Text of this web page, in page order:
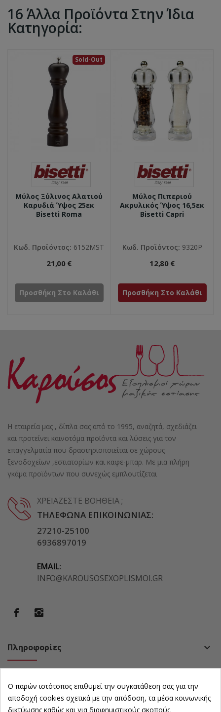
16 Άλλα Προϊόντα Στην Ίδια
Κατηγορία:
Sold-Out
Μύλος Ξύλινος Αλατιού
Καρυδιά Ύψος 25εκ
Bisetti Roma
Κωδ. Προϊόντος: 6152MST
21,00 €
Προσθήκη Στο Καλάθι
Μύλος Πιπεριού
Ακρυλικός Ύψος 16,5εκ
Bisetti Capri
Κωδ. Προϊόντος: 9320P
12,80 €
Προσθήκη Στο Καλάθι
Η εταιρεία μας , δίπλα σας από το 1995, αναζητά, σχεδιάζει
και προτείνει καινοτόμα προϊόντα και λύσεις για τον
επαγγελματία που δραστηριοποιείται σε χώρους
ξενοδοχείων ,εστιατορίων και καφε-μπαρ. Με μια πλήρη
γκάμα προϊόντων που συνεχώς εμπλουτίζεται
ΧΡΕΙΆΖΕΣΤΕ ΒΟΉΘΕΙΑ ;
ΤΗΛΈΦΩΝΑ ΕΠΙΚΟΙΝΩΝΊΑΣ:
27210-25100
6936897019
EMAIL:
INFO@KAROUSOSEXOPLISMOI.GR
Πληροφορίες keyboard_arrow_down
Πολιτική keyboard_arrow_down
Ωράριο Καταστήματος keyboard_arrow_down
Ο παρών ιστότοπος επιθυμεί την συγκατάθεση σας για την
αποδοχή cookies σχετικά με την απόδοση, τα μέσα κοινωνικής
δικτύωσης καθώς και για διαφημιστικούς σκοπούς.